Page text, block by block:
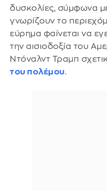
δυσκολίες, σύμφωνα
γνωρίζουν το
εύρημα φαίνεται να
την αισιοδοξία του
Ντόναλντ Τραμπ
του πολέμου.